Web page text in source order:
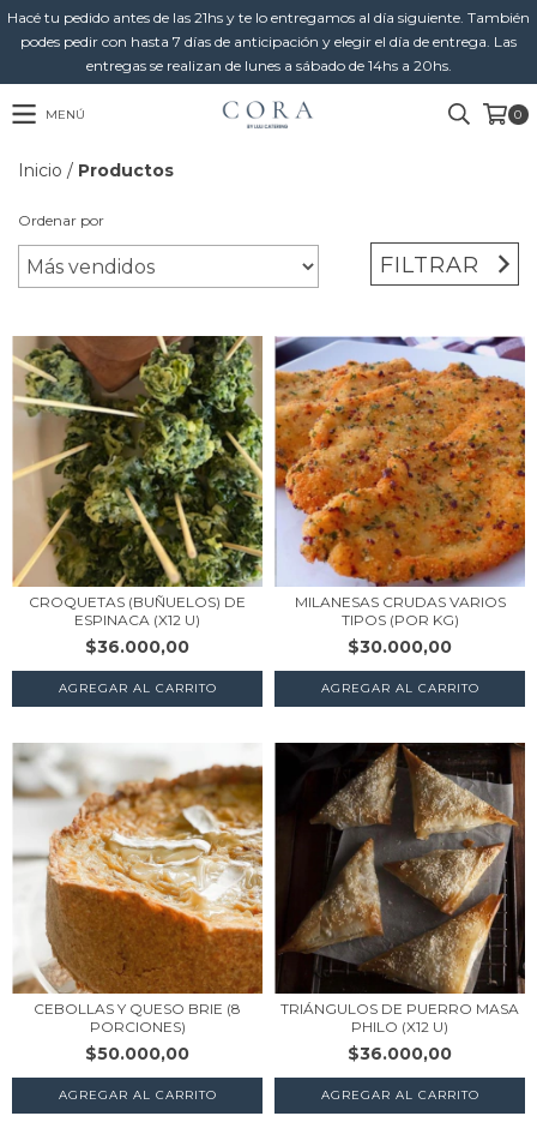
Hacé tu pedido antes de las 21hs y te lo entregamos al día siguiente. También
podes pedir con hasta 7 días de anticipación y elegir el día de entrega. Las
entregas se realizan de lunes a sábado de 14hs a 20hs.
MENÚ 0
Inicio / Productos
Ordenar por
FILTRAR
CROQUETAS (BUÑUELOS) DE
ESPINACA (X12 U)
$36.000,00
AGREGAR AL CARRITO
MILANESAS CRUDAS VARIOS
TIPOS (POR KG)
$30.000,00
AGREGAR AL CARRITO
CEBOLLAS Y QUESO BRIE (8
PORCIONES)
$50.000,00
AGREGAR AL CARRITO
TRIÁNGULOS DE PUERRO MASA
PHILO (X12 U)
$36.000,00